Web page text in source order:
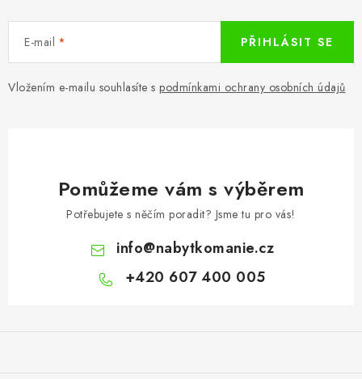
E-mail
Vložením e-mailu souhlasíte s podmínkami ochrany osobních údajů
PŘIHLÁSIT SE
Pomůžeme vám s výběrem
Potřebujete s něčím poradit? Jsme tu pro vás!
info@nabytkomanie.cz
+420 607 400 005